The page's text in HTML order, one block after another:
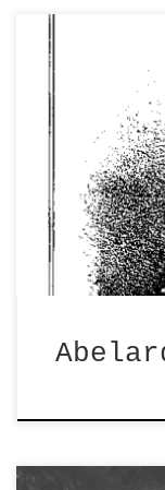
La cultura
siglo XII un
de la pasión